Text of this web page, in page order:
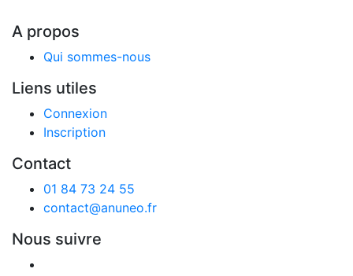
A propos
Qui sommes-nous
Liens utiles
Connexion
Inscription
Contact
01 84 73 24 55
contact@anuneo.fr
Nous suivre